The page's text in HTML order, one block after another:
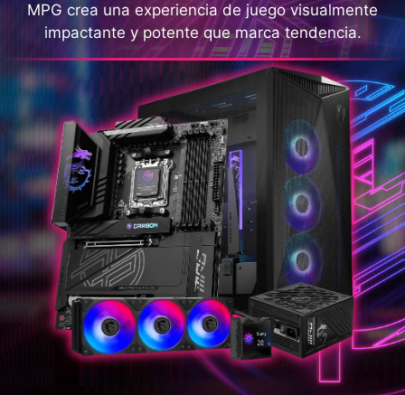
MPG crea una experiencia de juego visualmente
impactante y potente que marca tendencia.